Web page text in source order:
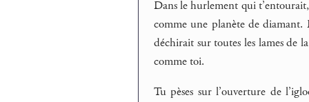
Dans le hurlement qui
comme une planète de diamant.
déchirait sur toutes les lames de
comme toi.
Tu pèses sur l’ouverture de